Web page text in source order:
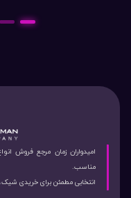
1
امیدواران زمان مرجع فروش
مناسب.
انتخابی مطمئن برای خریدی